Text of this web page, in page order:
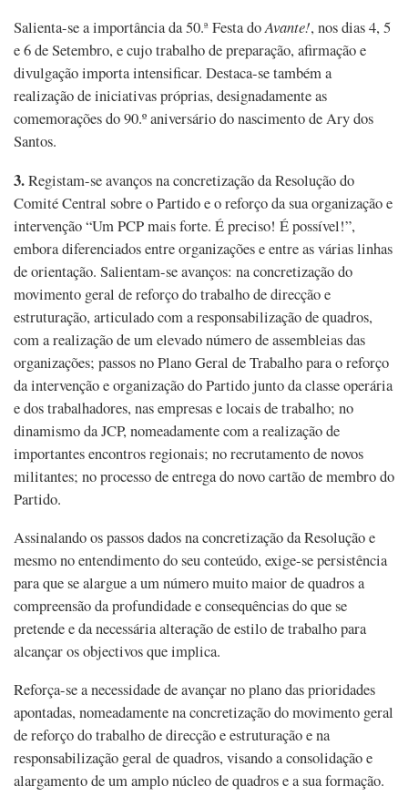
Salienta-se a importância da 50.ª Festa doAvante!, nos dias 4, 5
e 6 de Setembro, e cujo trabalho de preparação, afirmação e
divulgação importa intensificar. Destaca-se também a
realização de iniciativas próprias, designadamente as
comemorações do 90.º aniversário do nascimento de Ary dos
Santos.
3.Registam-se avanços na concretização da Resolução do
Comité Central sobre o Partido e o reforço da sua organização e
intervenção “Um PCP mais forte. É preciso! É possível!”,
embora diferenciados entre organizações e entre as várias linhas
de orientação. Salientam-se avanços: na concretização do
movimento geral de reforço do trabalho de direcção e
estruturação, articulado com a responsabilização de quadros,
com a realização de um elevado número de assembleias das
organizações; passos no Plano Geral de Trabalho para o reforço
da intervenção e organização do Partido junto da classe operária
e dos trabalhadores, nas empresas e locais de trabalho; no
dinamismo da JCP, nomeadamente com a realização de
importantes encontros regionais; no recrutamento de novos
militantes; no processo de entrega do novo cartão de membro do
Partido.
Assinalando os passos dados na concretização da Resolução e
mesmo no entendimento do seu conteúdo, exige-se persistência
para que se alargue a um número muito maior de quadros a
compreensão da profundidade e consequências do que se
pretende e da necessária alteração de estilo de trabalho para
alcançar os objectivos que implica.
Reforça-se a necessidade de avançar no plano das prioridades
apontadas, nomeadamente na concretização do movimento geral
de reforço do trabalho de direcção e estruturação e na
responsabilização geral de quadros, visando a consolidação e
alargamento de um amplo núcleo de quadros e a sua formação.